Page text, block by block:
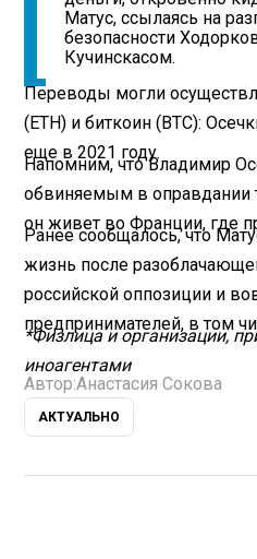
Матус, ссылаясь на
безопасности
Кучинскасом.
Переводы могли
(ЕТН) и биткоин (ВТС):
еще в 2021 году.
Напомним, что Владимир
обвиняемым в оправдании
он живет во Франции, где
Ранее сообщалось, что
жизнь после
российской оппозиции и
предпринимателей, в том
*Физлица и организации,
иноагентами
Автор:Анастасия Сокова
АКТУАЛЬНО